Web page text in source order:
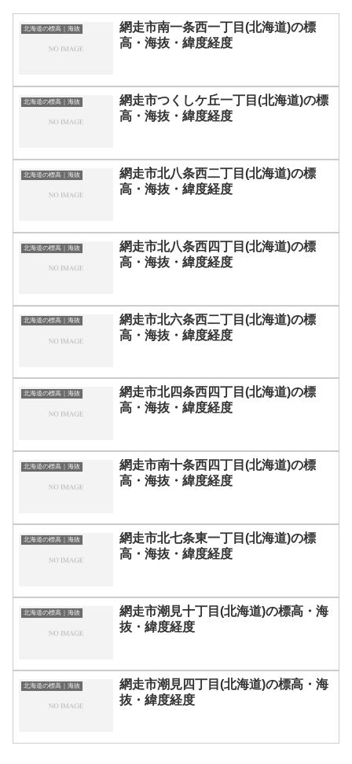
北海道の標高｜海抜
網走市南一条西一丁目(北海道)の標
高・海抜・緯度経度
北海道の標高｜海抜
網走市つくしケ丘一丁目(北海道)の標
高・海抜・緯度経度
北海道の標高｜海抜
網走市北八条西二丁目(北海道)の標
高・海抜・緯度経度
北海道の標高｜海抜
網走市北八条西四丁目(北海道)の標
高・海抜・緯度経度
北海道の標高｜海抜
網走市北六条西二丁目(北海道)の標
高・海抜・緯度経度
北海道の標高｜海抜
網走市北四条西四丁目(北海道)の標
高・海抜・緯度経度
北海道の標高｜海抜
網走市南十条西四丁目(北海道)の標
高・海抜・緯度経度
北海道の標高｜海抜
網走市北七条東一丁目(北海道)の標
高・海抜・緯度経度
北海道の標高｜海抜
網走市潮見十丁目(北海道)の標高・海
抜・緯度経度
北海道の標高｜海抜
網走市潮見四丁目(北海道)の標高・海
抜・緯度経度